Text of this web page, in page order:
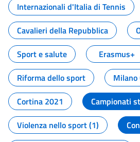
Internazionali d'Italia di Tennis
Cavalieri della Repubblica
Sport e salute
Erasmus+
Riforma dello sport
Cortina 2021
Campionati
Violenza nello sport (1)